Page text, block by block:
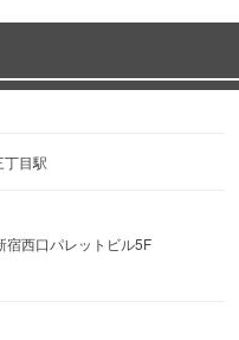
丁目駅
宿西口パレットビル5F